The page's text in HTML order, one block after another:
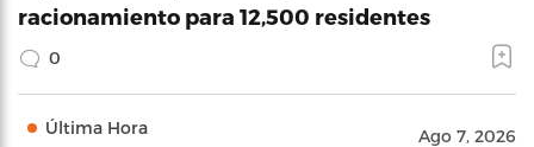
racionamiento para 12,500 residentes
0
Última Hora Ago 7, 2026